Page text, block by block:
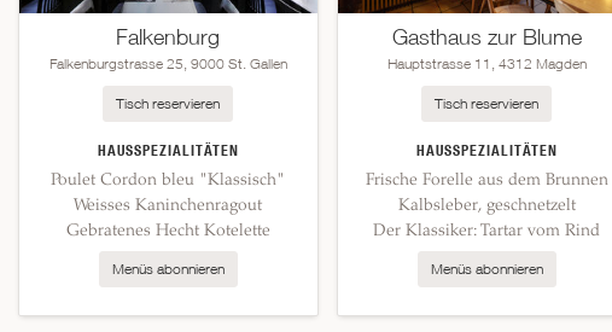
Falkenburg
Falkenburgstrasse 25, 9000 St. Gallen
HAUSSPEZIALITÄTEN
Poulet Cordon bleu "Klassisch"
Weisses Kaninchenragout
Gebratenes Hecht Kotelette
Menüs abonnieren
Tisch reservieren
Gasthaus zur Blume
Hauptstrasse 11, 4312 Magden
HAUSSPEZIALITÄTEN
Frische Forelle aus dem Brunnen
Kalbsleber, geschnetzelt
Der Klassiker: Tartar vom Rind
Menüs abonnieren
Tisch reservieren